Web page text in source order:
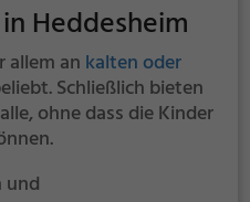
Heddesheim
allem an kalten oder
Schließlich bieten
ohne dass die Kinder
und